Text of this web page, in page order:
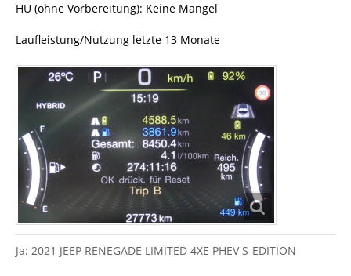
HU (ohne Vorbereitung): Keine Mängel
Laufleistung/Nutzung letzte 13 Monate
Ja: 2021 JEEP RENEGADE LIMITED 4XE PHEV S-EDITION